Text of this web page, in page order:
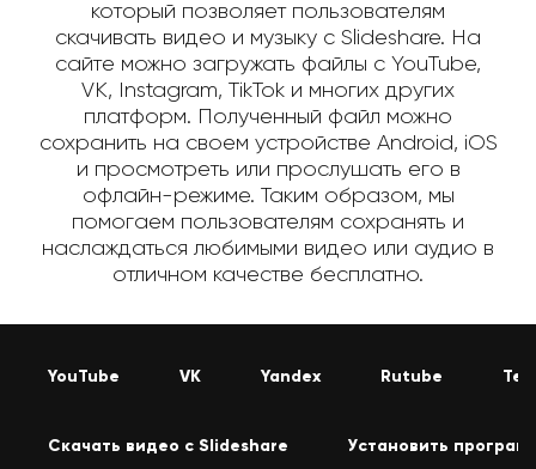
который позволяет пользователям
скачивать видео и музыку с Slideshare. На
сайте можно загружать файлы с YouTube,
VK, Instagram, TikTok и многих других
платформ. Полученный файл можно
сохранить на своем устройстве Android, iOS
и просмотреть или прослушать его в
офлайн-режиме. Таким образом, мы
помогаем пользователям сохранять и
наслаждаться любимыми видео или аудио в
отличном качестве бесплатно.
YouTube VK Yandex Rutube
Скачать видео с Slideshare Установить